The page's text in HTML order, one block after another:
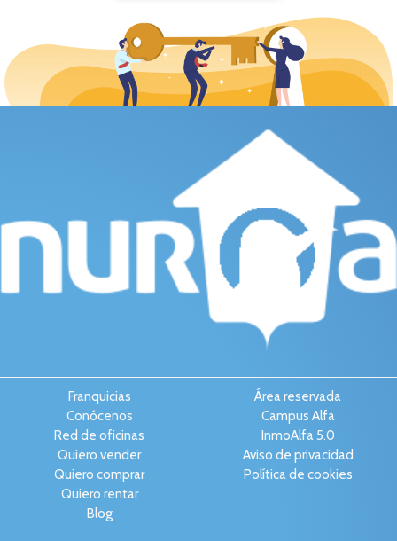
Franquicias
Conócenos
Red de oficinas
Quiero vender
Quiero comprar
Quiero rentar
Blog
Área reservada
Campus Alfa
InmoAlfa 5.0
Aviso de privacidad
Política de cookies